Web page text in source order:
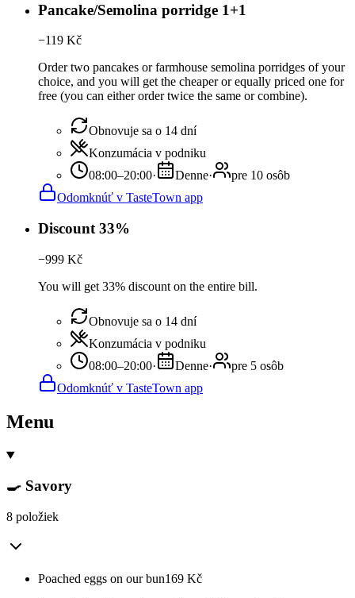
Pancake/Semolina porridge 1+1
−119 Kč
Order two pancakes or farmhouse semolina porridges of your
choice, and you will get the cheaper or equally priced one for
free (you can either order twice the same or combine).
Obnovuje sa o 14 dní
Konzumácia v podniku
08:00–20:00· Denne·
pre 10 osôb
Odomknúť v TasteTown app
Discount 33%
−999 Kč
You will get 33% discount on the entire bill.
Obnovuje sa o 14 dní
Konzumácia v podniku
08:00–20:00· Denne·
pre 5 osôb
Odomknúť v TasteTown app
Menu
🍳 Savory
8 položiek
Poached eggs on our bun169 Kč